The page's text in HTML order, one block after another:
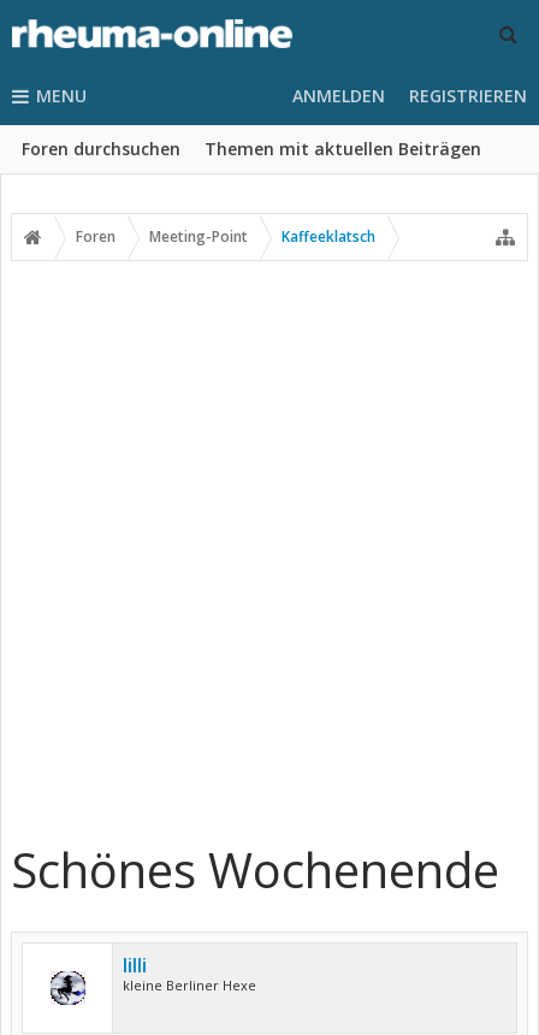
MENU
Foren durchsuchen Themen mit aktuellen Beiträgen
ANMELDEN REGISTRIEREN
Foren Meeting-Point Kaffeeklatsch
Schönes Wochenende
lilli
kleine Berliner Hexe